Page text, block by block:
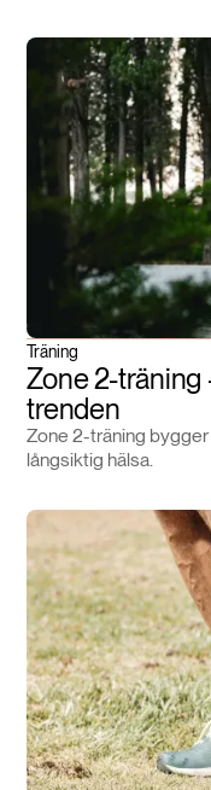
Träning
Zone 2-träning
trenden
Zone 2-träning
långsiktig hälsa.